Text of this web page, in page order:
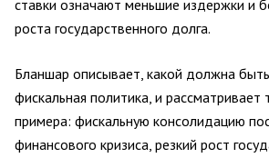
ставки означают меньшие издержки и
роста государственного долга.
Бланшар описывает, какой должна
фискальная политика, и рассматривает
примера: фискальную консолидацию
финансового кризиса, резкий рост